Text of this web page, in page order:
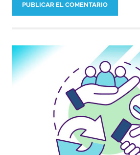
Sistema
Violencia
sexual